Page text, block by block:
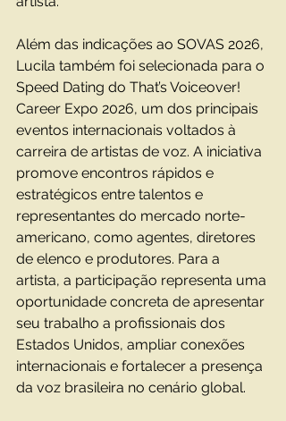
Além das indicações ao SOVAS 2026,
Lucila também foi selecionada para o
Speed Dating do That’s Voiceover!
Career Expo 2026, um dos principais
eventos internacionais voltados à
carreira de artistas de voz. A iniciativa
promove encontros rápidos e
estratégicos entre talentos e
representantes do mercado norte-
americano, como agentes, diretores
de elenco e produtores. Para a
artista, a participação representa uma
oportunidade concreta de apresentar
seu trabalho a profissionais dos
Estados Unidos, ampliar conexões
internacionais e fortalecer a presença
da voz brasileira no cenário global.